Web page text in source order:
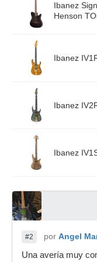
Ibanez
Henson
Ibanez
Ibanez
Ibanez
#2 por Angel
Una avería muy